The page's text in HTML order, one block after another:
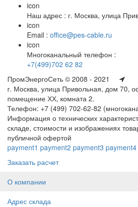
icon
Наш адрес : г. Москва, улица
icon
Email : office@pes-cable.ru
icon
Многоканальный телефон :
+7(499)702 62 82
ПромЭнергоСеть © 2008 - 2021
г. Москва, улица Привольная, дом 70,
помещение ХХ, комната 2.
Телефон: +7 (499) 702-62-82
Информация о технических
складе, стоимости и изображениях
публичной офертой
payment1 payment2 payment3 payment4
Заказать расчет
О компании
Адрес склада